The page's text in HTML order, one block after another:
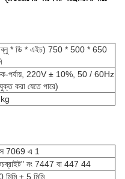
* ডি * এইচ) 750 * 500 * 650
পর্যায়, 220V ± 10%, 50 / 60Hz
করা যেতে পারে)
7069 এ 1
নং 7447 বা 447 44
মিমি ± 5 মিমি